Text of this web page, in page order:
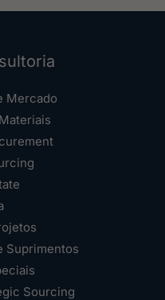
Mercado
Suprimentos
Sourcing